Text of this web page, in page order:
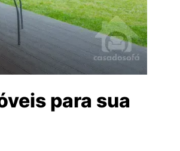
para sua